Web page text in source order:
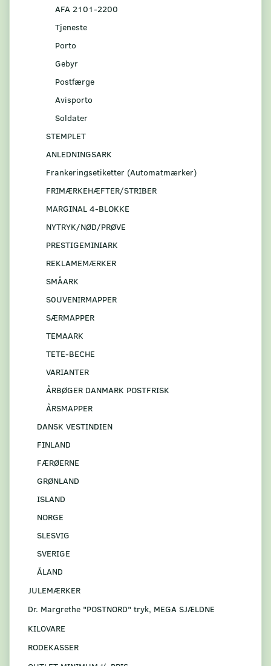
AFA 2101-2200
Tjeneste
Porto
Gebyr
Postfærge
Avisporto
Soldater
STEMPLET
ANLEDNINGSARK
Frankeringsetiketter (Automatmærker)
FRIMÆRKEHÆFTER/STRIBER
MARGINAL 4-BLOKKE
NYTRYK/NØD/PRØVE
PRESTIGEMINIARK
REKLAMEMÆRKER
SMÅARK
S0UVENIRMAPPER
SÆRMAPPER
TEMAARK
TETE-BECHE
VARIANTER
ÅRBØGER DANMARK POSTFRISK
ÅRSMAPPER
DANSK VESTINDIEN
FINLAND
FÆRØERNE
GRØNLAND
ISLAND
NORGE
SLESVIG
SVERIGE
ÅLAND
JULEMÆRKER
Dr. Margrethe "POSTNORD" tryk, MEGA SJÆLDNE
KILOVARE
RODEKASSER